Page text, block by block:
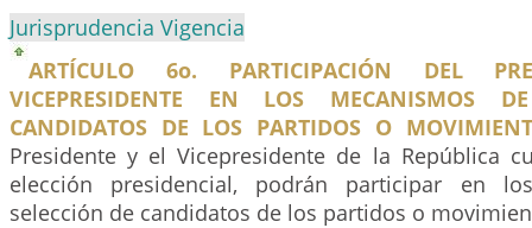
Jurisprudencia Vigencia
ARTÍCULO 6o. PARTICIPACIÓN DEL
VICEPRESIDENTE EN LOS MECANISMOS
CANDIDATOS DE LOS PARTIDOS O
Presidente y el Vicepresidente de la República
elección presidencial, podrán participar en
selección de candidatos de los partidos o